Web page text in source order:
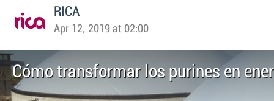
RICA
Apr 12, 2019 at 02:00
Cómo transformar los purines en